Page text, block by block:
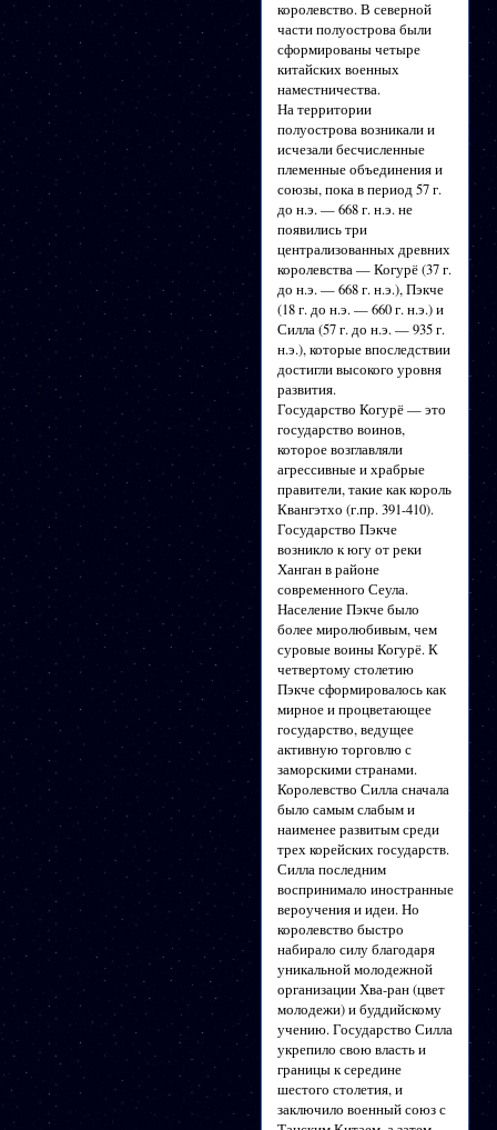
королевство. В северной
части полуострова были
сформированы четыре
китайских военных
наместничества.
На территории
полуострова возникали и
исчезали бесчисленные
племенные объединения и
союзы, пока в период 57 г.
до н.э. — 668 г. н.э. не
появились три
централизованных древних
королевства — Когурё (37 г.
до н.э. — 668 г. н.э.), Пэкче
(18 г. до н.э. — 660 г. н.э.) и
Силла (57 г. до н.э. — 935 г.
н.э.), которые впоследствии
достигли высокого уровня
развития.
Государство Когурё — это
государство воинов,
которое возглавляли
агрессивные и храбрые
правители, такие как король
Квангэтхо (г.пр. 391-410).
Государство Пэкче
возникло к югу от реки
Ханган в районе
современного Сеула.
Население Пэкче было
более миролюбивым, чем
суровые воины Когурё. К
четвертому столетию
Пэкче сформировалось как
мирное и процветающее
государство, ведущее
активную торговлю с
заморскими странами.
Королевство Силла сначала
было самым слабым и
наименее развитым среди
трех корейских государств.
Силла последним
воспринимало иностранные
вероучения и идеи. Но
королевство быстро
набирало силу благодаря
уникальной молодежной
организации Хва-ран (цвет
молодежи) и буддийскому
учению. Государство Силла
укрепило свою власть и
границы к середине
шестого столетия, и
заключило военный союз с